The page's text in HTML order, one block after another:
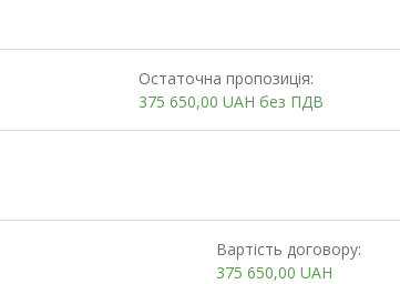
Остаточна пропозиція:
375 650,00 UAH без ПДВ
Вартість договору:
375 650,00 UAH